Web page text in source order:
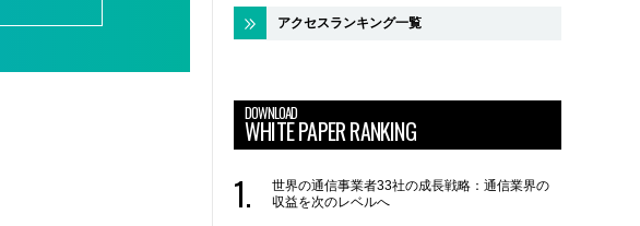
アクセスランキング一覧
DOWNLOAD
WHITE PAPER RANKING
世界の通信事業者33社の成長戦略：通信業界の
収益を次のレベルへ